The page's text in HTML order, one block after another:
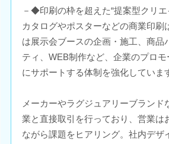
－◆印刷の枠を超えた“提案型クリエ
カタログやポスターなどの商業印刷
は展示会ブースの企画・施工、商品
ティ、WEB制作など、企業のプロ
にサポートする体制を強化していま
メーカーやラグジュアリーブランド
業と直接取引を行っており、営業は
ながら課題をヒアリング。社内デザ